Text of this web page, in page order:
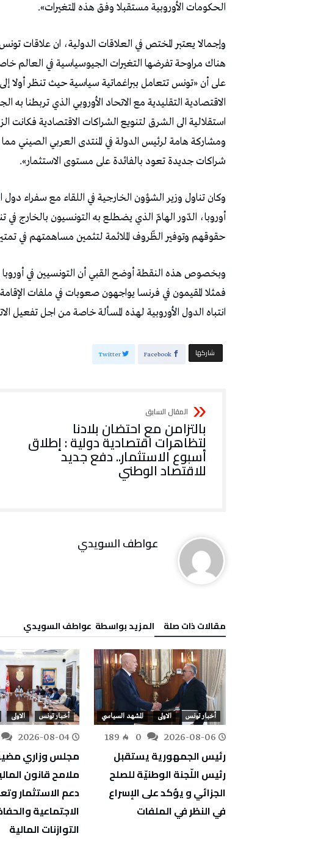
الحكومات الأوروبية مستقبلا وفق هذه المتغيرات».
وإجمالا يعتبر المختص في العلاقات الدولية، ان علاقات
هناك مراوحة تفرضها التغيرات الجيوسياسية في العالم
على أن «تونس تتعامل ببراغماتية سياسية حيث تنظر أولا
الاقتصادية التقليدية مع الاتحاد الأوروبي الذي تربطنا
استقلالية الى الشرق لتنويع الشراكات الاقتصادية فكانت
ومشاركة هامة لرئيس الدولة في المنتدى العربي الصيني
شراكات جديدة تعود بالفائدة على مستوى الاستثمار».
وكان تناول وزير الشؤون الخارجية في اللقاء مع سفراء دول
أوروبا، الدّور الهامّ الذي يضطلع به التونسيون بالخارج
حقوقهم وتوفير الظّروف الملائمة لتثمين مساهمتهم في
وبخصوص هذه النقطة أوضح القبي أن التونسيين في
فمثلا المقيمون في فرنسا يواجهون صعوبات في ملفات
انتباه الدول الأوروبية لهذه المسألة خاصة من اجل تفعيل
‫‫ شاركها‬ Facebook
Twitter
بالتزامن مع احتضان بلادنا
لتظاهرات اقتصادية دولية : إطلاق
أسبوع الاستثمار.. دفع جديد
للاقتصاد الوطني
عواطف‭ ‬السويدي
‫مقالات ذات صلة‬ ‫‫المزيد بواسطة‬ ‬ عواطف‭ ‬السويدي
أخبار تونس الاولى المشهد السياسي
2026-08-06
189
رئيس الجمهورية يستقبل
رئيس اللّجنة الوطنيّة للصلح
الجزائي و يؤكد على الإسراع
في النظر في الملفات
أخبار تونس الاولى
2026-08-04
مجلس وزاري
دعم الاستثمار
الاجتماعية
التوازنات المالية